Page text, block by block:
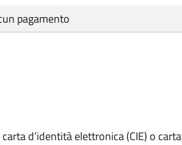
pagamento
d’identità elettronica (CIE) o carta